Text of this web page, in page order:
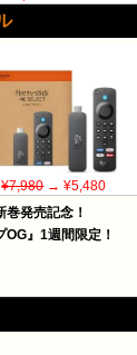
¥7,980→ ¥5,480
発売記念！
』1週間限定！